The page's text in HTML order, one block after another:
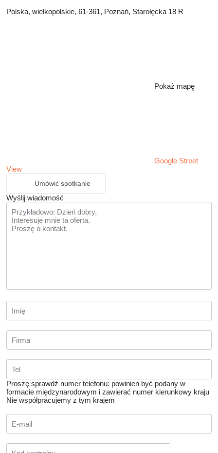
Polska, wielkopolskie, 61-361, Poznań, Starołęcka 18 R
Pokaż mapę
Google Street
View
Umówić spotkanie
Wyślij wiadomość
Proszę sprawdź numer telefonu: powinien być podany w
formacie międzynarodowym i zawierać numer kierunkowy kraju
Nie współpracujemy z tym krajem